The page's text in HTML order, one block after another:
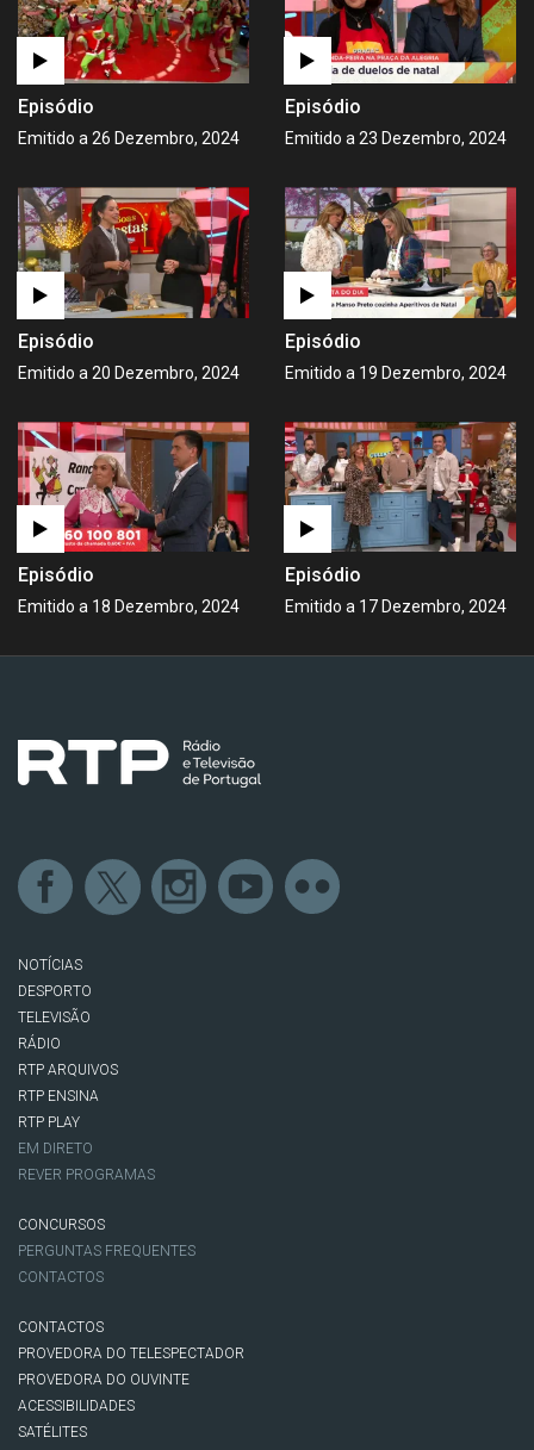
Episódio
Emitido a 26 Dezembro, 2024
Episódio
Emitido a 23 Dezembro, 2024
Episódio
Emitido a 20 Dezembro, 2024
Episódio
Emitido a 19 Dezembro, 2024
Episódio
Emitido a 18 Dezembro, 2024
Episódio
Emitido a 17 Dezembro, 2024
NOTÍCIAS
DESPORTO
TELEVISÃO
RÁDIO
RTP ARQUIVOS
RTP ENSINA
RTP PLAY
EM DIRETO
REVER PROGRAMAS
CONCURSOS
PERGUNTAS FREQUENTES
CONTACTOS
CONTACTOS
PROVEDORA DO TELESPECTADOR
PROVEDORA DO OUVINTE
ACESSIBILIDADES
SATÉLITES